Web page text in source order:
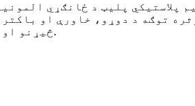
پلاستيکي پلیټ د ځانګړي
توګه د دوړو، خاورې او
څیړنو او تولیدي واحدونو لکه درملو، الکترونیک، خواړو او کاسمیټکس د سینګار موادو لپاره مناسب دی.